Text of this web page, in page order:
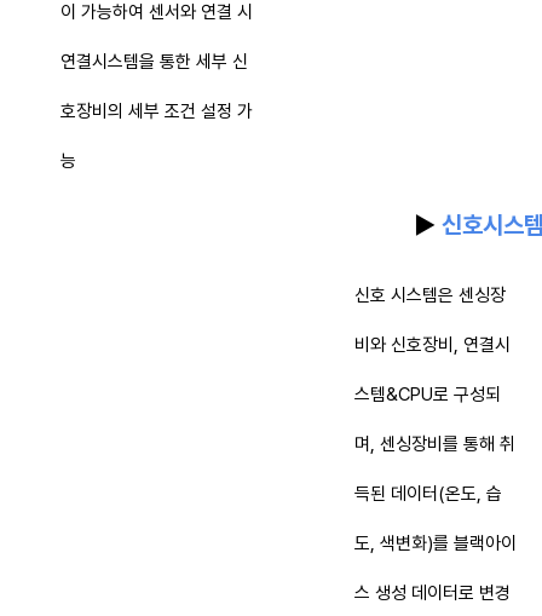
이 가능하여 센서와 연결 시
연결시스템을 통한 세부 신
호장비의 세부 조건 설정 가
능
▶ 신호시스
신호 시스템은 센싱장
비와 신호장비, 연결시
스템&CPU로 구성되
며, 센싱장비를 통해 취
득된 데이터(온도, 습
도, 색변화)를 블랙아이
스 생성 데이터로 변경